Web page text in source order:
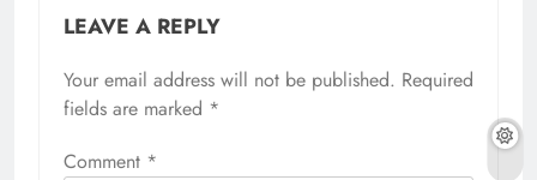
LEAVE A REPLY
Your email address will not be published. Required
fields are marked *
Comment *